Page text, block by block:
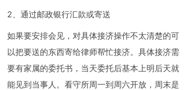
2、通过邮政银行汇款或寄送
如果要安排会见，对具体接济操作不太清楚的可
以把要送的东西寄给律师帮忙接济。具体接济需
要有家属的委托书，当天委托后基本上明后天就
能见到当事人。看守所周一到周六开放，周末是